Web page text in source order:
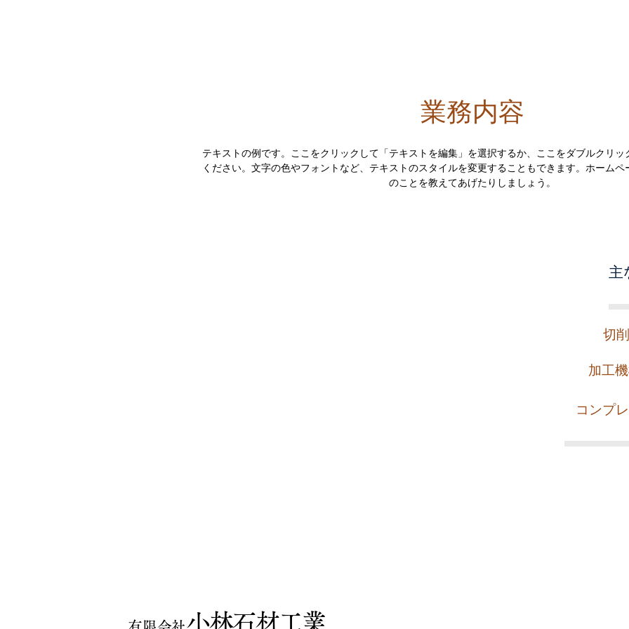
業務内容
テキストの例です。ここをクリックして「テキストを編集」を選択するか、ここをダブルクリッ
ください。文字の色やフォントなど、テキストのスタイルを変更することもできます。ホーム
のことを教えてあげたりしましょう。
加工
主
切
コンプ
小林石材工業